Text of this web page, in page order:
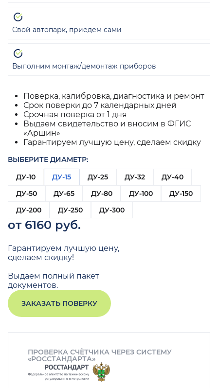
Поверка, калибровка, диагностика и ремонт
Срок поверки до 7 календарных дней
Срочная поверка от 1 дня
Выдаем свидетельство и вносим в ФГИС
«Аршин»
Гарантируем лучшую цену, сделаем скидку
ВЫБЕРИТЕ ДИАМЕТР:
ДУ-10
ДУ-15 ДУ-25 ДУ-32
ДУ-40
ДУ-50
ДУ-65 ДУ-80 ДУ-100
ДУ-150
ДУ-200
ДУ-250 ДУ-300
от 6160 руб.
Гарантируем лучшую цену,
сделаем скидку!
Выдаем полный пакет
документов.
ЗАКАЗАТЬ ПОВЕРКУ
Свой автопарк, приедем сами
Выполним монтаж/демонтаж приборов
ПРОВЕРКА СЧЁТЧИКА ЧЕРЕЗ СИСТЕМУ
«РОССТАНДАРТА»